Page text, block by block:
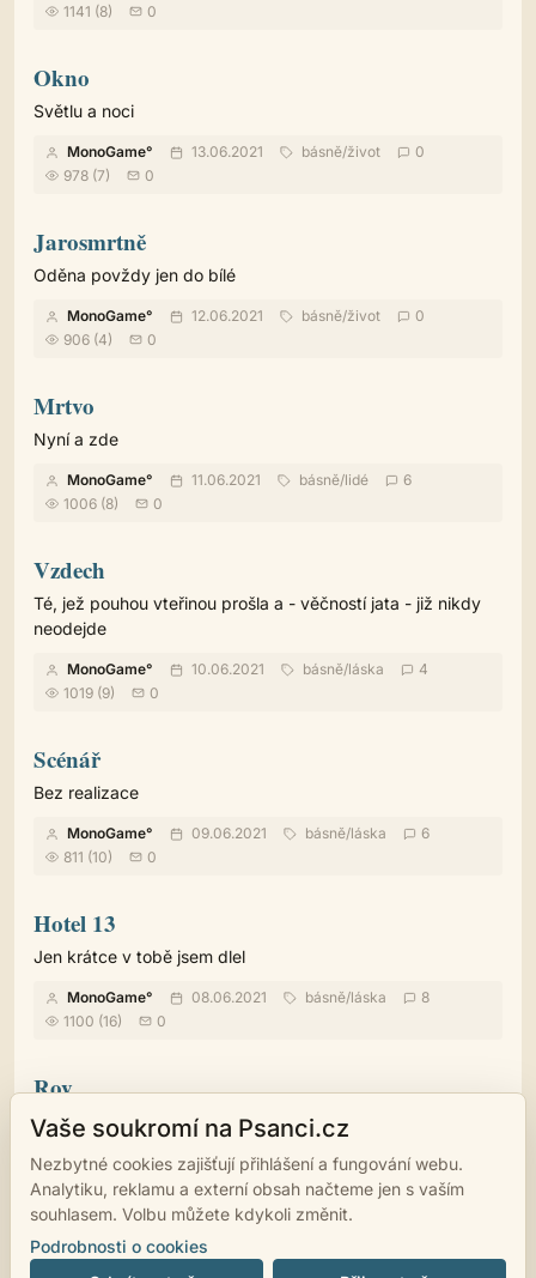
1141 (8)
0
Okno
Světlu a noci
MonoGame° 13.06.2021 básně/život
0
978 (7)
0
Jarosmrtně
Oděna povždy jen do bílé
MonoGame° 12.06.2021 básně/život
0
906 (4)
0
Mrtvo
Nyní a zde
MonoGame° 11.06.2021 básně/lidé
6
1006 (8)
0
Vzdech
Té, jež pouhou vteřinou prošla a - věčností jata - již nikdy
neodejde
MonoGame° 10.06.2021 básně/láska
4
1019 (9)
0
Scénář
Bez realizace
MonoGame° 09.06.2021 básně/láska
6
811 (10)
0
Hotel 13
Jen krátce v tobě jsem dlel
MonoGame° 08.06.2021 básně/láska
8
1100 (16)
0
Rov
Z mramoru nebesa
MonoGame° 07.06.2021 básně /pro děti
4
1088 (7)
0
Vaše soukromí na Psanci.cz
Nezbytné cookies zajišťují přihlášení a fungování webu.
Analytiku, reklamu a externí obsah načteme jen s vaším
souhlasem. Volbu můžete kdykoli změnit.
Podrobnosti o cookies